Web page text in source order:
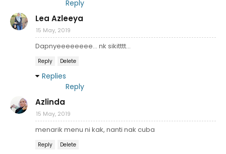
Reply
Lea Azleeya
15 May, 2019
Dapnyeeeeeeee... nk sikitttt...
Reply Delete
Replies
Reply
Azlinda
15 May, 2019
menarik menu ni kak, nanti nak cuba
Reply Delete